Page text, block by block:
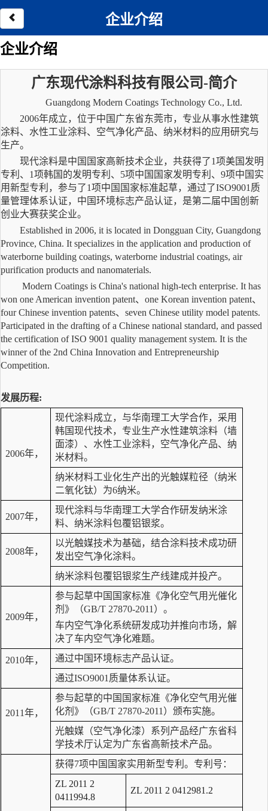
企业介绍
企业介绍
广东现代涂料科技有限公司-简介
Guangdong Modern Coatings Technology Co., Ltd.
2006年成立，位于中国广东省东莞市，专业从事水性建筑
涂料、水性工业涂料、空气净化产品、纳米材料的应用研究与
生产。
现代涂料是中国国家高新技术企业，共获得了1项美国发明
专利、1项韩国的发明专利、5项中国国家发明专利、9项中国实
用新型专利，参与了1项中国国家标准起草，通过了ISO9001质
量管理体系认证，中国环境标志产品认证，是第二届中国创新
创业大赛获奖企业。
Established in 2006, it is located in Dongguan City, Guangdong
Province, China. It specializes in the application and production of
waterborne building coatings, waterborne industrial coatings, air
purification products and nanomaterials.
Modern Coatings is China's national high-tech enterprise. It has
won one American invention patent、one Korean invention patent、
four Chinese invention patents、seven Chinese utility model patents.
Participated in the drafting of a Chinese national standard, and passed
the certification of ISO 9001 quality management system. It is the
winner of the 2nd China Innovation and Entrepreneurship
Competition.
发展历程:
2006年，
现代涂料成立，与华南理工大学合作，采用
韩国现代技术，专业生产水性建筑涂料（墙
面漆）、水性工业涂料，空气净化产品、纳
米材料。
纳米材料工业化生产出的光触媒粒径（纳米
二氧化钛）为6纳米。
2007年，
现代涂料与华南理工大学合作研发纳米涂
料、纳米涂料包覆铝银浆。
2008年，
以光触媒技术为基础，结合涂料技术成功研
发出空气净化涂料。
纳米涂料包覆铝银浆生产线建成并投产。
2009年，
参与起草中国国家标准《净化空气用光催化
剂》（GB/T 27870-2011）。
车内空气净化系统研发成功并推向市场，解
决了车内空气净化难题。
2010年，
通过中国环境标志产品认证。
通过ISO9001质量体系认证。
2011年，
参与起草的中国国家标准《净化空气用光催
化剂》（GB/T 27870-2011）颁布实施。
光触媒（空气净化漆）系列产品经广东省科
学技术厅认定为广东省高新技术产品。
获得7项中国国家实用新型专利。专利号：
ZL 2011 2
0411994.8
ZL 2011 2 0412981.2